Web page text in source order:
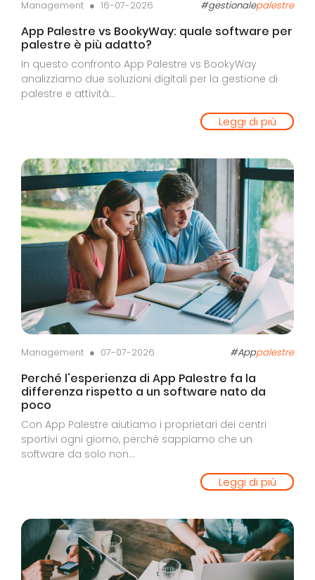
Management ● 16-07-2026 #gestionalepalestre
App Palestre vs BookyWay: quale software per
palestre è più adatto?
In questo confronto App Palestre vs BookyWay
analizziamo due soluzioni digitali per la gestione di
palestre e attività...
Leggi di più
Management ● 07-07-2026 #Apppalestre
Perché l'esperienza di App Palestre fa la
differenza rispetto a un software nato da
poco
Con App Palestre aiutiamo i proprietari dei centri
sportivi ogni giorno, perché sappiamo che un
software da solo non...
Leggi di più